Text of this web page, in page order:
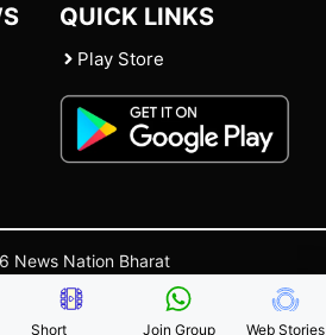
QUICK LINKS
Play Store
News Nation Bharat
Us |Policies Terms and Conditions
Short Join Group Web Stories